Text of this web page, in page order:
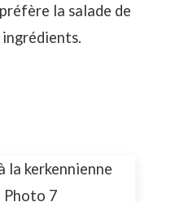
la salade de